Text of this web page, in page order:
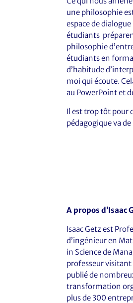
une philosophie
espace de
étudiants
philosophie
étudiants en
d’habitude
moi qui écoute.
au PowerPoint et
Il est trop tôt pour
pédagogique va
A propos d’Isaac
Isaac Getz est
d’ingénieur en
in Science de
professeur visitant
publié de
transformation
plus de 300